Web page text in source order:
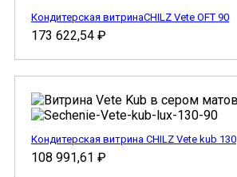
Кондитерская витринаCHILZ Vete OFT 90
173 622,54 ₽
Кондитерская витрина CHILZ Vete kub 130
108 991,61 ₽